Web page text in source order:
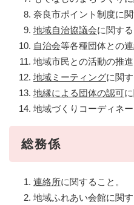
奈良市ポイント制度に関
地域自治協議会に関する
自治会等各種団体との
地域市民との活動の推進
地域ミーティングに関す
地縁による団体の認可
地域づくりコーディネ
総務係
連絡所に関すること。
地域ふれあい会館に関す